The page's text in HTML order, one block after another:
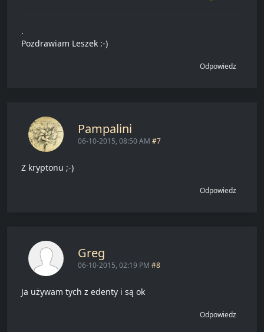
.
Pozdrawiam Leszek :-)
Odpowiedz
Pampalini
06-10-2015, 08:50 AM #7
Z kryptonu ;-)
Odpowiedz
Greg
06-10-2015, 02:19 PM #8
Ja używam tych z edenty i są ok
Odpowiedz